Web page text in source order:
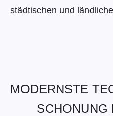
städtischen und
MODERNSTE
SCHONUNG